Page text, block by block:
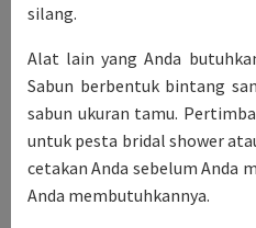
silang.
Alat lain yang Anda
Sabun berbentuk bintang
sabun ukuran tamu.
untuk pesta bridal shower
cetakan Anda sebelum Anda
Anda membutuhkannya.